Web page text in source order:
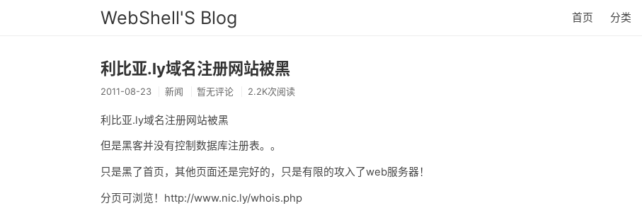
WebShell'S Blog 首页 分类
利比亚.ly域名注册网站被黑
2011-08-23 新闻 暂无评论 2.2K次阅读
利比亚.ly域名注册网站被黑
但是黑客并没有控制数据库注册表。。
只是黑了首页，其他页面还是完好的，只是有限的攻入了web服务器！
分页可浏览！http://www.nic.ly/whois.php